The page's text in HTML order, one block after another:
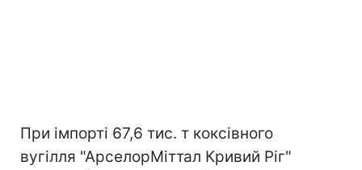
При імпорті 67,6 тис. т коксівного
вугілля "АрселорМіттал Кривий Ріг"